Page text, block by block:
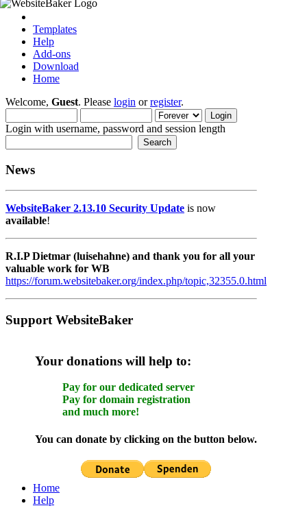
Templates
Help
Add-ons
Download
Home
Welcome, Guest. Please login orregister.
Login with username, password and session length
News
WebsiteBaker 2.13.10 Security Update is now
available!
R.I.P Dietmar (luisehahne) and thank you for all your
valuable work for WB
https://forum.websitebaker.org/index.php/topic,32355.0.html
Support WebsiteBaker
Your donations will help to:
Pay for our dedicated server
Pay for domain registration
and much more!
You can donate by clicking on the button below.
Home
Help